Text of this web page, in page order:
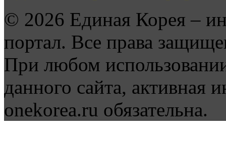
© 2026 Единая Корея –
портал. Все права
При любом
данного сайта, активная
onekorea.ru обязательна.